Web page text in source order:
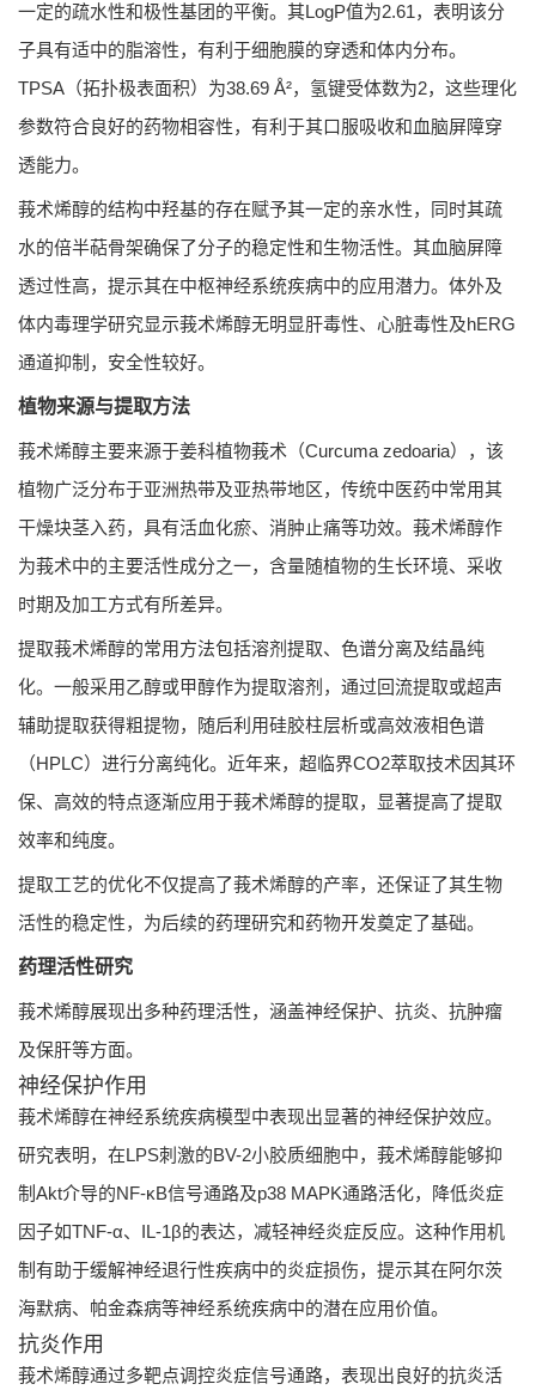
一定的疏水性和极性基团的平衡。其LogP值为2.61，表明该分
子具有适中的脂溶性，有利于细胞膜的穿透和体内分布。
TPSA（拓扑极表面积）为38.69 Å²，氢键受体数为2，这些理化
参数符合良好的药物相容性，有利于其口服吸收和血脑屏障穿
透能力。
莪术烯醇的结构中羟基的存在赋予其一定的亲水性，同时其疏
水的倍半萜骨架确保了分子的稳定性和生物活性。其血脑屏障
透过性高，提示其在中枢神经系统疾病中的应用潜力。体外及
体内毒理学研究显示莪术烯醇无明显肝毒性、心脏毒性及hERG
通道抑制，安全性较好。
植物来源与提取方法
莪术烯醇主要来源于姜科植物莪术（Curcuma zedoaria），该
植物广泛分布于亚洲热带及亚热带地区，传统中医药中常用其
干燥块茎入药，具有活血化瘀、消肿止痛等功效。莪术烯醇作
为莪术中的主要活性成分之一，含量随植物的生长环境、采收
时期及加工方式有所差异。
提取莪术烯醇的常用方法包括溶剂提取、色谱分离及结晶纯
化。一般采用乙醇或甲醇作为提取溶剂，通过回流提取或超声
辅助提取获得粗提物，随后利用硅胶柱层析或高效液相色谱
（HPLC）进行分离纯化。近年来，超临界CO2萃取技术因其环
保、高效的特点逐渐应用于莪术烯醇的提取，显著提高了提取
效率和纯度。
提取工艺的优化不仅提高了莪术烯醇的产率，还保证了其生物
活性的稳定性，为后续的药理研究和药物开发奠定了基础。
药理活性研究
莪术烯醇展现出多种药理活性，涵盖神经保护、抗炎、抗肿瘤
及保肝等方面。
神经保护作用
莪术烯醇在神经系统疾病模型中表现出显著的神经保护效应。
研究表明，在LPS刺激的BV-2小胶质细胞中，莪术烯醇能够抑
制Akt介导的NF-κB信号通路及p38 MAPK通路活化，降低炎症
因子如TNF-α、IL-1β的表达，减轻神经炎症反应。这种作用机
制有助于缓解神经退行性疾病中的炎症损伤，提示其在阿尔茨
海默病、帕金森病等神经系统疾病中的潜在应用价值。
抗炎作用
莪术烯醇通过多靶点调控炎症信号通路，表现出良好的抗炎活